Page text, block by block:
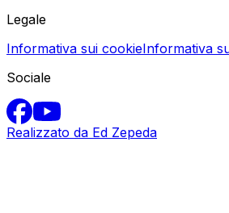
Legale
Informativa sui cookieInformativa
Sociale
Realizzato da Ed Zepeda